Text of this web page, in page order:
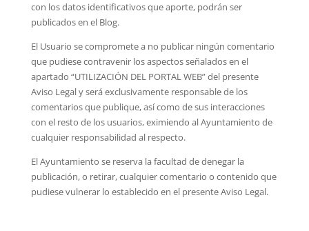
con los datos identificativos que aporte, podrán ser
publicados en el Blog.
El Usuario se compromete a no publicar ningún comentario
que pudiese contravenir los aspectos señalados en el
apartado “UTILIZACIÓN DEL PORTAL WEB” del presente
Aviso Legal y será exclusivamente responsable de los
comentarios que publique, así como de sus interacciones
con el resto de los usuarios, eximiendo al Ayuntamiento de
cualquier responsabilidad al respecto.
El Ayuntamiento se reserva la facultad de denegar la
publicación, o retirar, cualquier comentario o contenido que
pudiese vulnerar lo establecido en el presente Aviso Legal.